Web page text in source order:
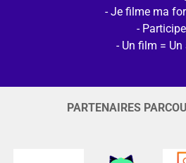
Je filme ma
Un film = Un
PARTENAIRES